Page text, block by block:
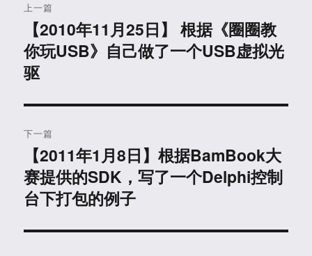
章
导
航
上一篇
篇
文
【2010年11月25日】 根据《圈圈教
你玩USB》自己做了一个USB虚拟光
驱
下一篇
篇
文
【2011年1月8日】根据BamBook大
赛提供的SDK，写了一个Delphi控制
台下打包的例子